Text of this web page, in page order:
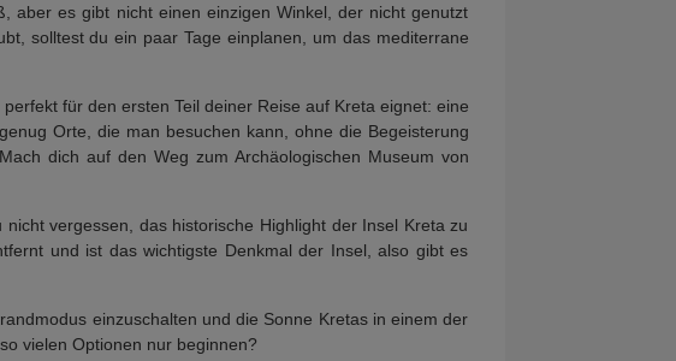
aber es gibt nicht einen einzigen Winkel, der nicht genutzt
solltest du ein paar Tage einplanen, um das mediterrane
für den ersten Teil deiner Reise auf Kreta eignet: eine
Orte, die man besuchen kann, ohne die Begeisterung
dich auf den Weg zum Archäologischen Museum von
vergessen, das historische Highlight der Insel Kreta zu
und ist das wichtigste Denkmal der Insel, also gibt es
einzuschalten und die Sonne Kretas in einem der
vielen Optionen nur beginnen?